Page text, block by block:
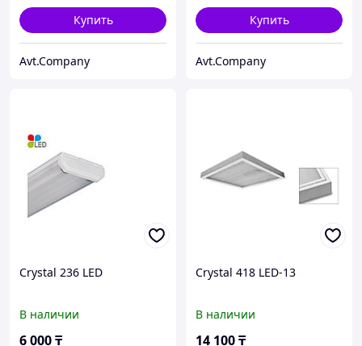
Купить
Avt.Company
Купить
Avt.Company
Crystal 236 LED
В наличии
6 000₸
Crystal 418 LED-13
В наличии
14 100₸